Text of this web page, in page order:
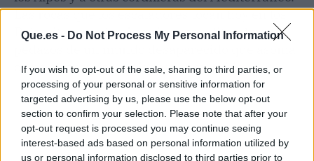
Que.es - Do Not Process My Personal Information
If you wish to opt-out of the sale, sharing to third parties, or
processing of your personal or sensitive information for
targeted advertising by us, please use the below opt-out
section to confirm your selection. Please note that after your
opt-out request is processed you may continue seeing
interest-based ads based on personal information utilized by
us or personal information disclosed to third parties prior to
Las rocas que los escaladores tocan hoy en los
Dolomitas o en los Apeninos son, literalmente,
como el lomo de un gigante sumergido.